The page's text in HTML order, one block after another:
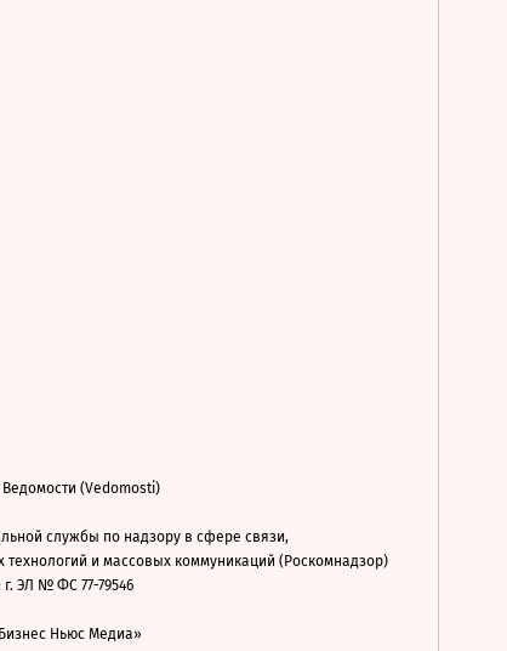
(Vedomosti)
службы по надзору в сфере связи,
и массовых коммуникаций (Роскомнадзор)
г. ЭЛ № ФС 77-79546
Ньюс Медиа»